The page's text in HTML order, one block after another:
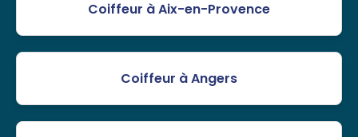
Coiffeur à Aix-en-Provence
Coiffeur à Angers